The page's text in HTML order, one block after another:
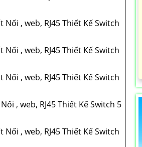
Nối , web, RJ45 Thiết Kế Switch
Nối , web, RJ45 Thiết Kế Switch
Nối , web, RJ45 Thiết Kế Switch
, web, RJ45 Thiết Kế Switch 5
Nối , web, RJ45 Thiết Kế Switch